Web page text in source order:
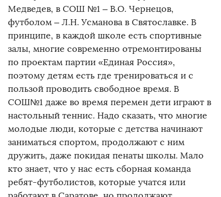
Медведев, в СОШ №1 – В.О. Чернецов,
футболом – Л.Н. Усманова в Святославке. В
принципе, в каждой школе есть спортивные
залы, многие современно отремонтированы
по проектам партии «Единая Россия»,
поэтому детям есть где тренироваться и с
пользой проводить свободное время. В
СОШ№1 даже во время перемен дети играют в
настольный теннис. Надо сказать, что многие
молодые люди, которые с детства начинают
заниматься спортом, продолжают с ним
дружить, даже покидая пенаты школы. Мало
кто знает, что у нас есть сборная команда
ребят-футболистов, которые учатся или